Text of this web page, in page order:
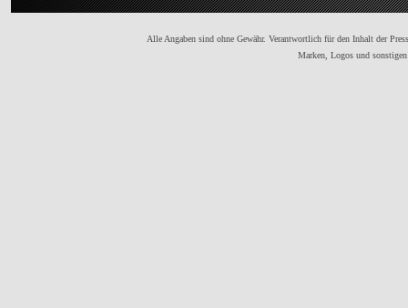
Alle Angaben sind ohne Gewähr. Verantwortlich für den Inhalt der
Marken, Logos und